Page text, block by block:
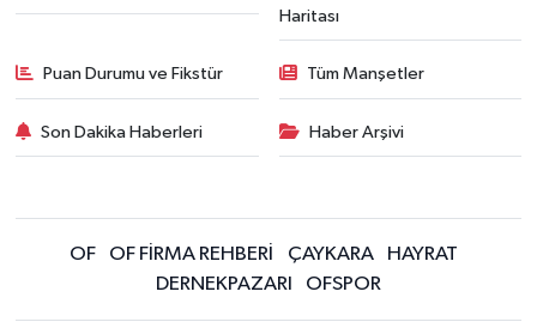
Haritası
Puan Durumu ve Fikstür Tüm Manşetler
Son Dakika Haberleri Haber Arşivi
OF OF FİRMA REHBERİ ÇAYKARA
HAYRAT
DERNEKPAZARI
OFSPOR